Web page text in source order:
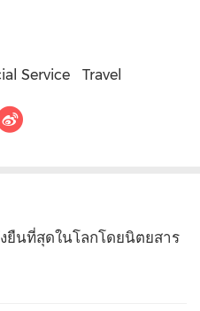
Service Travel
ยืนที่สุดในโลกโดยนิตยสาร